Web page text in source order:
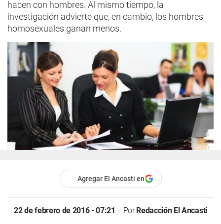
hacen con hombres. Al mismo tiempo, la
investigación advierte que, en cambio, los hombres
homosexuales ganan menos.
Agregar El Ancasti en
22 de febrero de 2016 - 07:21 Por Redacción El Ancasti